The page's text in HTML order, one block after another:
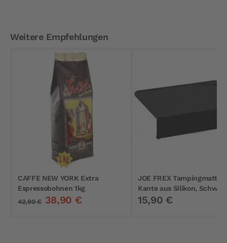
Weitere Empfehlungen
CAFFE NEW YORK Extra
Espressobohnen 1kg
38,90 €
42,90 €
JOE FREX Tampingmatte
Kante aus Silikon,
15,90 €